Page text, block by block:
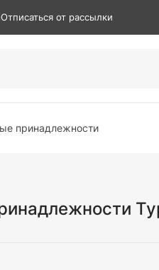
Отписаться от рассылки
принадлежности